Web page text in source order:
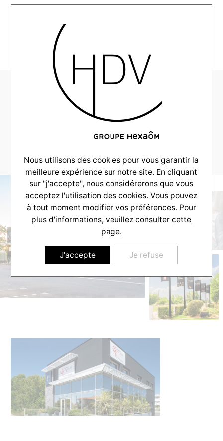
HDV-Showroom-
CouleurVillas-
LaTeste-_0008_AG-
1255-1200×622-2026
Nous utilisons des cookies pour vous garantir la
meilleure expérience sur notre site. En cliquant
sur "j'accepte", nous considérerons que vous
acceptez l'utilisation des cookies. Vous pouvez
à tout moment modifier vos préférences. Pour
plus d'informations, veuillez consultercette
page.
J'accepte Je refuse